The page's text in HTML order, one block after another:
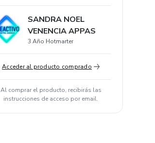
SANDRA NOEL
VENENCIA APPAS
3 Año Hotmarter
Acceder al producto comprado
Al comprar el producto, recibirás las
instrucciones de acceso por email.